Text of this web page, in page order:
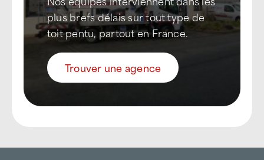
plus brefs délais sur tout type de
toit pentu, partout en France.
Trouver une agence